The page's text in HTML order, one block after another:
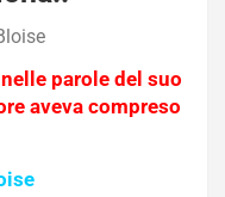
parole del suo
aveva compreso